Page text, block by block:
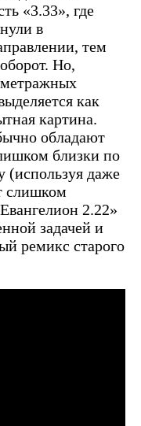
«3.33», где
в
тем
Но,
как
картина.
обладают
близки по
(используя даже
слишком
2.22»
задачей и
ремикс старого